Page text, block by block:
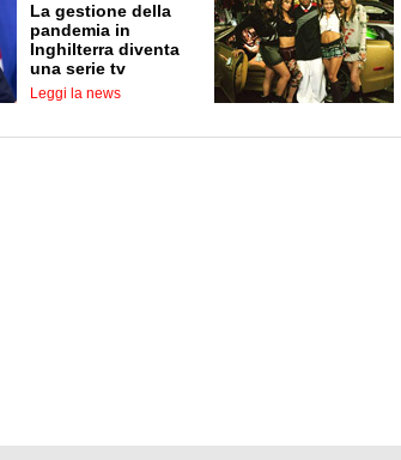
La gestione della
pandemia in
Inghilterra diventa
una serie tv
Leggi la news